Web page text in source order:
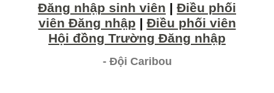
Đăng nhập sinh viên | Điều phối
viên Đăng nhập | Điều phối viên
Hội đồng Trường Đăng nhập
- Đội Caribou